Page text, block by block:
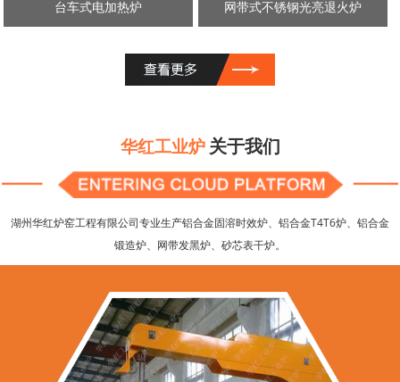
台车式电加热炉 网带式不锈钢光亮退火炉
华红工业炉 关于我们
湖州华红炉窑工程有限公司专业生产铝合金固溶时效炉、铝合金T4T6炉、铝合金
锻造炉、网带发黑炉、砂芯表干炉。